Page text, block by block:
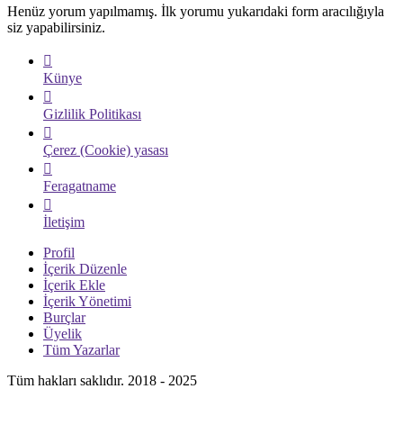
Henüz yorum yapılmamış. İlk yorumu yukarıdaki form aracılığıyla
siz yapabilirsiniz.
Künye
Gizlilik Politikası
Çerez (Cookie) yasası
Feragatname
İletişim
Profil
İçerik Düzenle
İçerik Ekle
İçerik Yönetimi
Burçlar
Üyelik
Tüm Yazarlar
Tüm hakları saklıdır. 2018 - 2025